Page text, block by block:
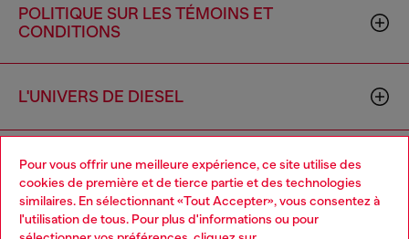
Pour vous offrir une meilleure expérience, ce site utilise des
cookies de première et de tierce partie et des technologies
similaires. En sélectionnant «Tout Accepter», vous consentez à
l'utilisation de tous. Pour plus d'informations ou pour
POLITIQUE SUR LES TÉMOINS ET
CONDITIONS
L'UNIVERS DE DIESEL
ENTREPRISE
Choose your location